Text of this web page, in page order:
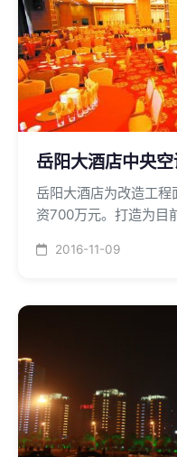
岳阳大酒店中央
岳阳大酒店为改造工
资700万元。打造为目
安装服务。
2016-11-09